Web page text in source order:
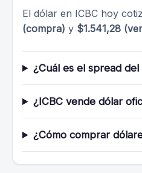
El dólar en ICBC hoy
(compra) y $1.541,28
¿Cuál es el spread
¿ICBC vende dólar
¿Cómo comprar